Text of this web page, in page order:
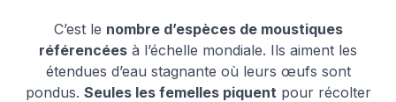
C’est le nombre d’espèces de moustiques
référencées à l’échelle mondiale. Ils aiment les
étendues d’eau stagnante où leurs œufs sont
pondus. Seules les femelles piquentpour récolter